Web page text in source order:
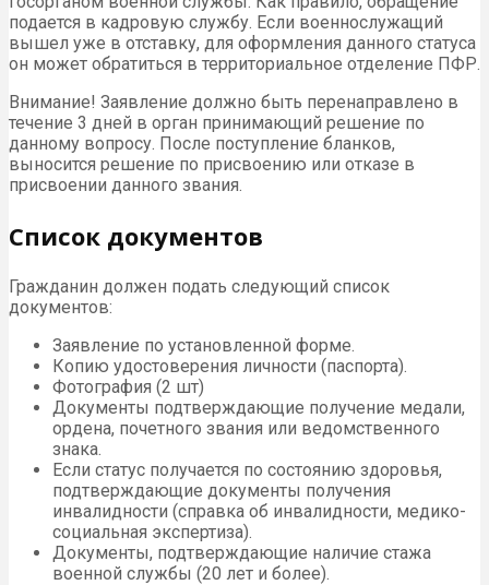
подается в кадровую службу. Если военнослужащий
вышел уже в отставку, для оформления данного статуса
он может обратиться в территориальное отделение ПФР.
Внимание! Заявление должно быть перенаправлено в
течение 3 дней в орган принимающий решение по
данному вопросу. После поступление бланков,
выносится решение по присвоению или отказе в
присвоении данного звания.
Список документов
Гражданин должен подать следующий список
документов:
Заявление по установленной форме.
Копию удостоверения личности (паспорта).
Фотография (2 шт)
Документы подтверждающие получение медали,
ордена, почетного звания или ведомственного
знака.
Если статус получается по состоянию здоровья,
подтверждающие документы получения
инвалидности (справка об инвалидности, медико-
социальная экспертиза).
Документы, подтверждающие наличие стажа
военной службы (20 лет и более).